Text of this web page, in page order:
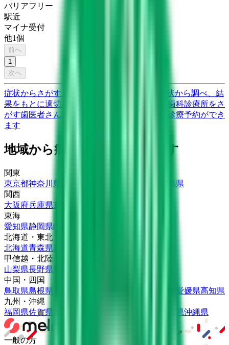
バリアフリー
駅近
マイナ受付
他1個
前へ
1
次へ
症状からさがす (症状チェッカー)
気になる症状から調べ、結
果をもとに適切な病院・診療所を提案します
歯科診療所をさ
がす歯医者さんの対面診療予約・オンライン診療予約ができ
ます
地域から病院・診療所をさがす
関東
東京都神奈川県
群馬県
関西
大阪府兵庫県京都府
東海
愛知県静岡県岐阜県
北海道・東北
北海道青森県岩手県
甲信越・北陸
山梨県長野県
中国・四国
鳥取県島根県 愛媛県高知県
九州・沖縄
福岡県佐賀県 鹿児島県沖縄県
一般の方